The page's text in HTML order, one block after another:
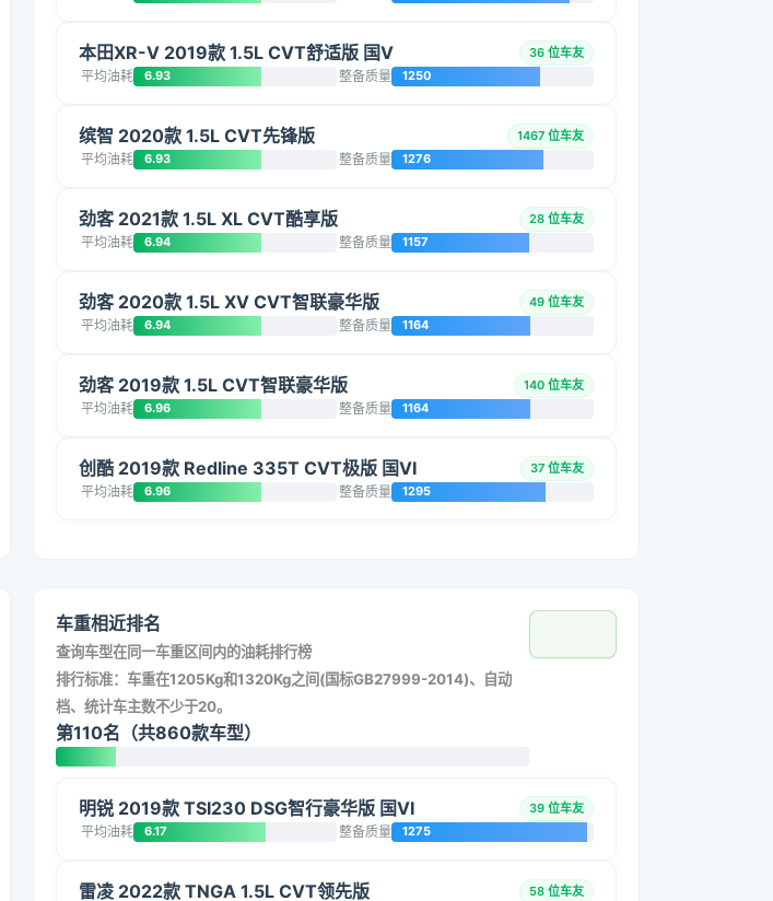
本田XR-V 2019款 1.5L CVT舒适版 国V 36 位车友
平均油耗 6.93 整备质量 1250
缤智 2020款 1.5L CVT先锋版 1467 位车友
平均油耗 6.93 整备质量 1276
劲客 2021款 1.5L XL CVT酷享版 28 位车友
平均油耗 6.94 整备质量 1157
劲客 2020款 1.5L XV CVT智联豪华版 49 位车友
平均油耗 6.94 整备质量 1164
劲客 2019款 1.5L CVT智联豪华版 140 位车友
平均油耗 6.96 整备质量 1164
创酷 2019款 Redline 335T CVT极版 国VI 37 位车友
平均油耗 6.96 整备质量 1295
车重相近排名
查询车型在同一车重区间内的油耗排行榜
排行标准：车重在1205Kg和1320Kg之间(国标GB27999-2014)、自动
档、统计车主数不少于20。
第110名（共860款车型）
明锐 2019款 TSI230 DSG智行豪华版 国VI 39 位车友
平均油耗 6.17 整备质量 1275
雷凌 2022款 TNGA 1.5L CVT领先版 58 位车友